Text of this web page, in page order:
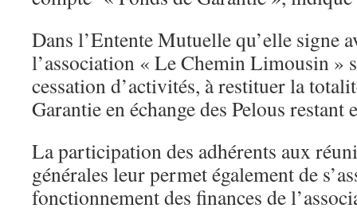
Dans l’Entente Mutuelle qu’elle signe
l’association « Le Chemin Limousin »
cessation d’activités, à restituer la
Garantie en échange des Pelous
La participation des adhérents aux
générales leur permet également de
fonctionnement des finances de